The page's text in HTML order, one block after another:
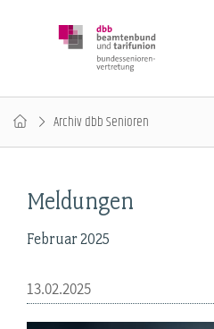
Archiv dbb Senioren
Meldungen
Februar 2025
13.02.2025